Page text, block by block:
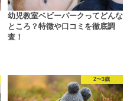
幼児教室ベビーパークってどんな
ところ？特徴や口コミを徹底調
査！
2〜3歳